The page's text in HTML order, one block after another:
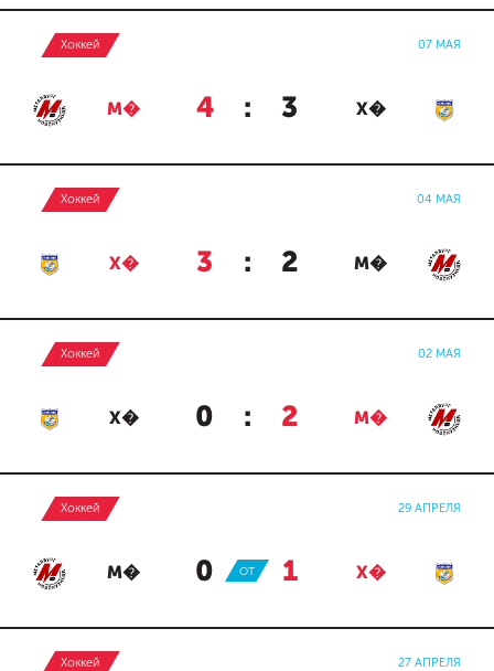
Хоккей 07 МАЯ
М� 4 : 3 Х�
Хоккей 04 МАЯ
Х� 3 : 2 М�
Хоккей 02 МАЯ
Х� 0 : 2 М�
Хоккей 29 АПРЕЛЯ
М� 0 : 1 Х�
ОТ
Хоккей 27 АПРЕЛЯ